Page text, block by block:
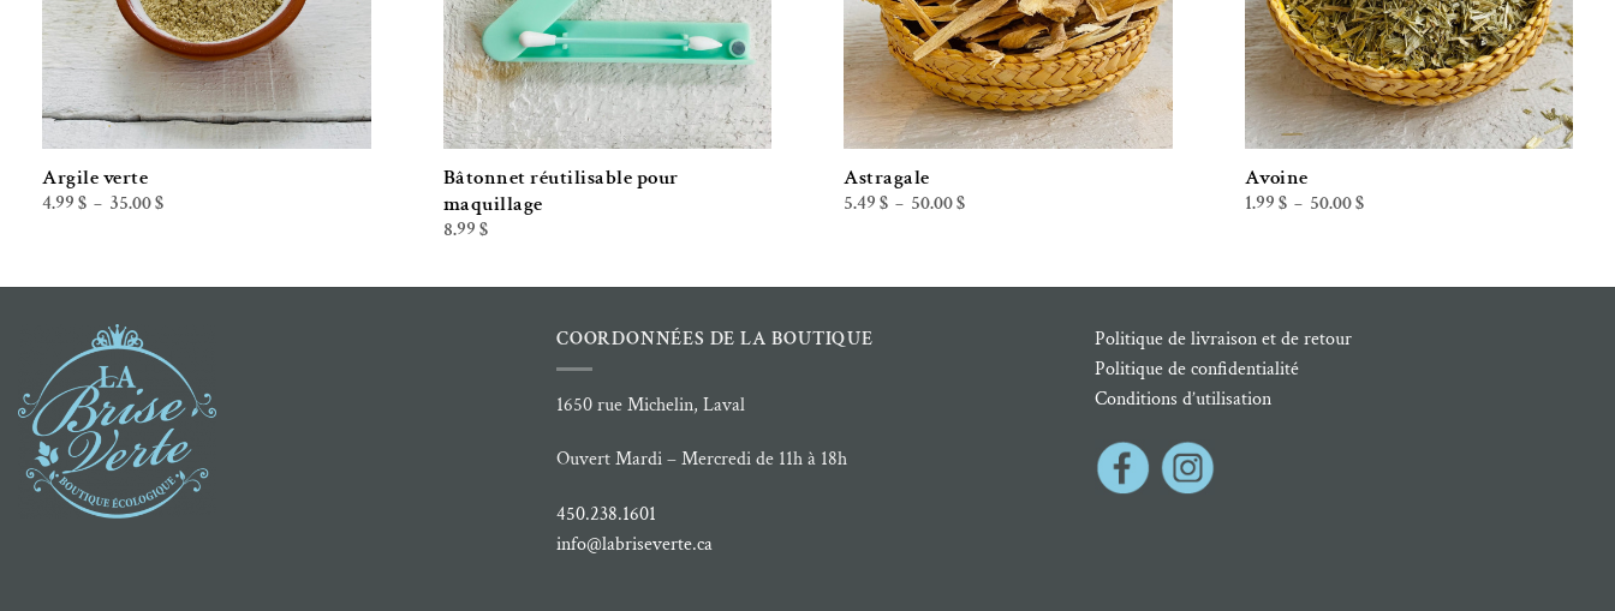
Argile verte
4.99 $ – 35.00$Plage
35.00 $
Bâtonnet réutilisable pour
maquillage
8.99 $
Astragale
5.49 $ – 50.00$Plage
50.00 $
Avoine
1.99 $ – 50.00$Plage
50.00 $
COORDONNÉES DE LA BOUTIQUE
1650 rue Michelin, Laval
Ouvert Mardi – Mercredi de 11h à 18h
450.238.1601
info@labriseverte.ca
Politique de livraison et de retour
Politique de confidentialité
Conditions d’utilisation